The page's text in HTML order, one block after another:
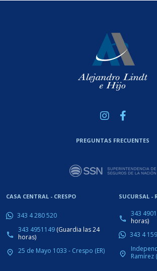
PREGUNTAS FRECUENTES
CASA CENTRAL - CRESPO
343 4 280 520
phone
343 4951149 (Guardia las 24
horas)
place 25 de Mayo 1033 - Crespo (ER)
SUCURSAL -
phone
343
horas)
343 4
place
Ramírez